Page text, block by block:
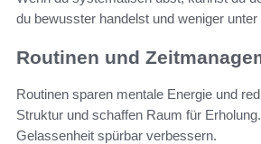
du bewusster handelst und weniger
Routinen und
Routinen sparen mentale Energie und
Struktur und schaffen Raum für
Gelassenheit spürbar verbessern.